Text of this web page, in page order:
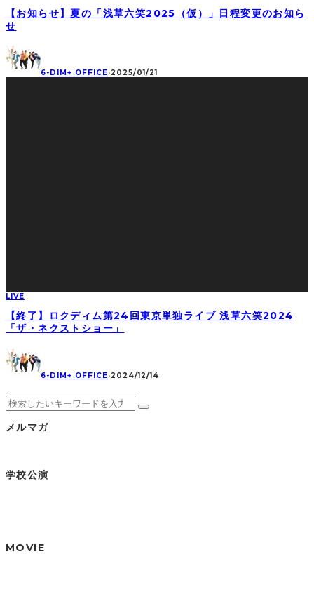
【お知らせ】夏の「浅草六笑2025（仮）」日程変更のお知ら
せ
6-DIM+ OFFICE·2025/01/21
LIVE
【終了】ロクディム第24回東京単独ライブ 浅草六笑2024
「ザ・ネクストショー」
6-DIM+ OFFICE·2024/12/14
メルマガ
学校公演
MOVIE